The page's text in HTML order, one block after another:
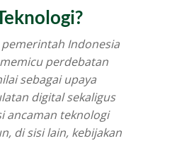
pemerintah Indonesia
perdebatan
sebagai upaya
digital sekaligus
ancaman teknologi
di sisi lain, kebijakan